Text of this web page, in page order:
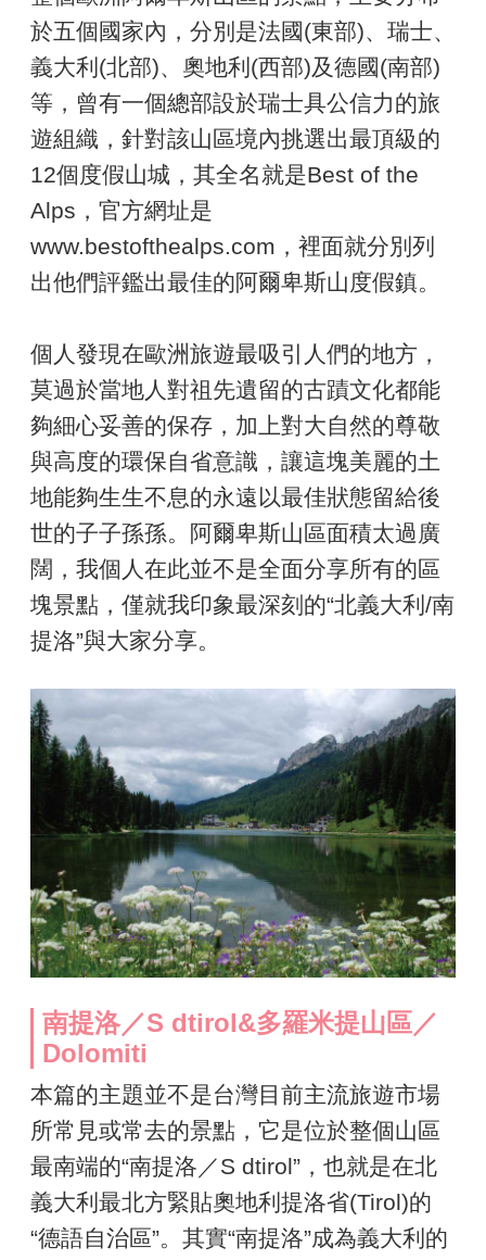
於五個國家內，分別是法國(東部)、瑞士、
義大利(北部)、奧地利(西部)及德國(南部)
等，曾有一個總部設於瑞士具公信力的旅
遊組織，針對該山區境內挑選出最頂級的
12個度假山城，其全名就是Best of the
Alps，官方網址是
www.bestofthealps.com，裡面就分別列
出他們評鑑出最佳的阿爾卑斯山度假鎮。
個人發現在歐洲旅遊最吸引人們的地方，
莫過於當地人對祖先遺留的古蹟文化都能
夠細心妥善的保存，加上對大自然的尊敬
與高度的環保自省意識，讓這塊美麗的土
地能夠生生不息的永遠以最佳狀態留給後
世的子子孫孫。阿爾卑斯山區面積太過廣
闊，我個人在此並不是全面分享所有的區
塊景點，僅就我印象最深刻的“北義大利/南
提洛”與大家分享。
南提洛／S dtirol&多羅米提山區／
Dolomiti
本篇的主題並不是台灣目前主流旅遊市場
所常見或常去的景點，它是位於整個山區
最南端的“南提洛／S dtirol”，也就是在北
義大利最北方緊貼奧地利提洛省(Tirol)的
“德語自治區”。其實“南提洛”成為義大利的